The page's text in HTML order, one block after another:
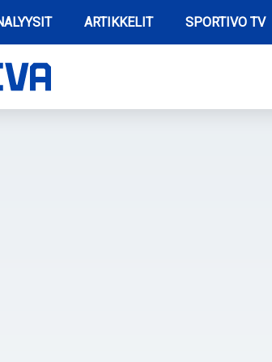
ARTIKKELIT SPORTIVO TV